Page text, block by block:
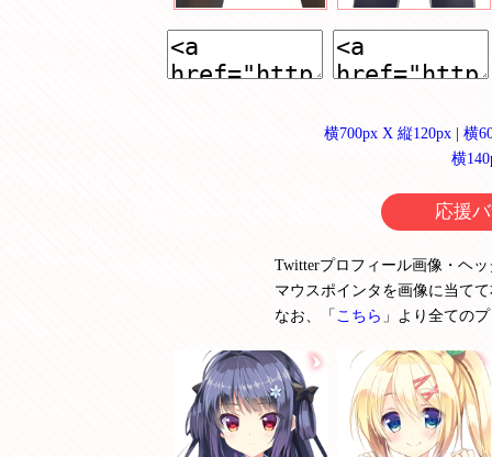
横700px X 縦120px
横
横
応援
Twitterプロフィール画像・ヘ
マウスポインタを画像に当て
なお、「 こちら 」より全ての